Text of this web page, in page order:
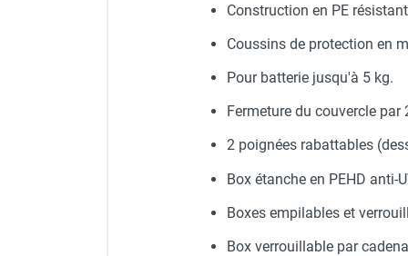
Aérotherme pompe à chaleur
Chauffage mobile électrique
Chauffage haute température pour
étuvage industriel ou destruction
Chauffage électrique infrarouge
Chauffage électrique par convection
Construction en PE
Coussins de protection en
Pour batterie jusqu'à 5 kg.
Fermeture du couvercle par
2 poignées rabattables
Box étanche en PEHD anti-
Boxes empilables et
Box verrouillable par